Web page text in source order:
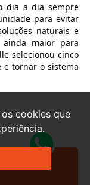
dia a dia sempre
para evitar
naturais e
ainda maior para
selecionou cinco
tornar o sistema
cookies que